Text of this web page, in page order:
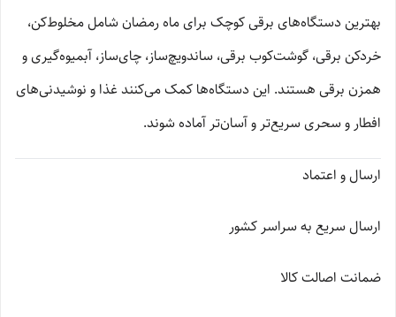
بهترین دستگاه‌های برقی کوچک برای ماه رمضان شامل مخلوط‌کن،
خردکن برقی، گوشت‌کوب برقی، ساندویچ‌ساز، چای‌ساز، آبمیوه‌گیری و
همزن برقی هستند. این دستگاه‌ها کمک می‌کنند غذا و نوشیدنی‌های
افطار و سحری سریع‌تر و آسان‌تر آماده شوند.
ارسال و اعتماد
ارسال سریع به سراسر کشور
ضمانت اصالت کالا